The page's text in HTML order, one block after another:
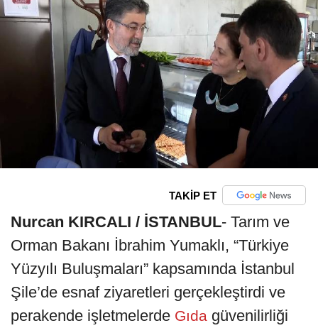
TAKİP ET
Nurcan KIRCALI / İSTANBUL- Tarım ve
Orman Bakanı İbrahim Yumaklı, “Türkiye
Yüzyılı Buluşmaları” kapsamında İstanbul
Şile’de esnaf ziyaretleri gerçekleştirdi ve
perakende işletmelerde Gıda güvenilirliği